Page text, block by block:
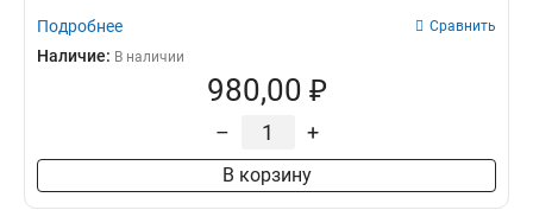
Подробнее Сравнить
Наличие: В наличии
980,00 ₽
– +
В корзину